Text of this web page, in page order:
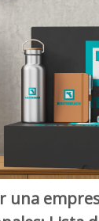
una